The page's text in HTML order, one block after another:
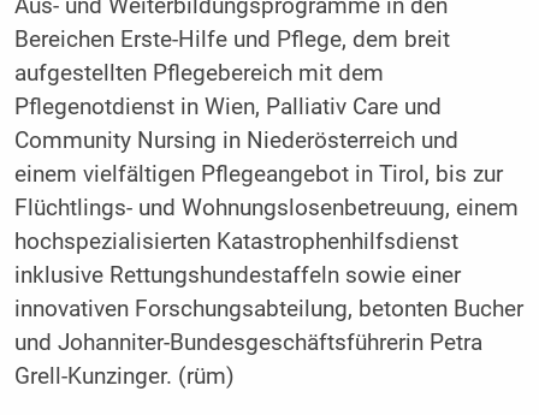
Aus- und Weiterbildungsprogramme in den
Bereichen Erste-Hilfe und Pflege, dem breit
aufgestellten Pflegebereich mit dem
Pflegenotdienst in Wien, Palliativ Care und
Community Nursing in Niederösterreich und
einem vielfältigen Pflegeangebot in Tirol, bis zur
Flüchtlings- und Wohnungslosenbetreuung, einem
hochspezialisierten Katastrophenhilfsdienst
inklusive Rettungshundestaffeln sowie einer
innovativen Forschungsabteilung, betonten Bucher
und Johanniter-Bundesgeschäftsführerin Petra
Grell-Kunzinger. (rüm)